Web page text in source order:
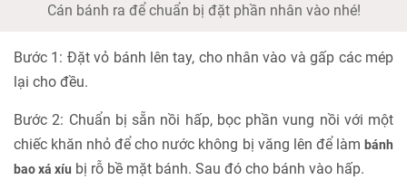
Cán bánh ra để chuẩn bị đặt phần nhân vào nhé!
Bước 1: Đặt vỏ bánh lên tay, cho nhân vào và gấp các mép
lại cho đều.
Bước 2: Chuẩn bị sẵn nồi hấp, bọc phần vung nồi với một
chiếc khăn nhỏ để cho nước không bị văng lên để làm bánh
bao xá xíu bị rỗ bề mặt bánh. Sau đó cho bánh vào hấp.